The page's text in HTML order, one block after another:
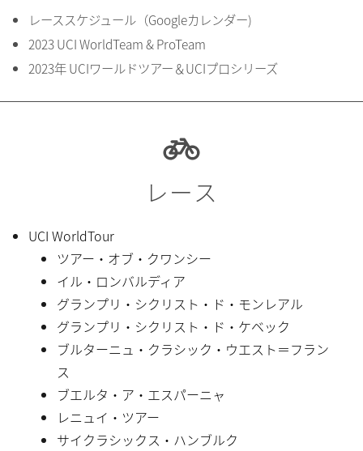
レーススケジュール（Googleカレンダー)
2023 UCI WorldTeam & ProTeam
2023年 UCIワールドツアー＆UCIプロシリーズ
レース
UCI WorldTour
ツアー・オブ・クワンシー
イル・ロンバルディア
グランプリ・シクリスト・ド・モンレアル
グランプリ・シクリスト・ド・ケベック
ブルターニュ・クラシック・ウエスト＝フラン
ス
ブエルタ・ア・エスパーニャ
レニュイ・ツアー
サイクラシックス・ハンブルク